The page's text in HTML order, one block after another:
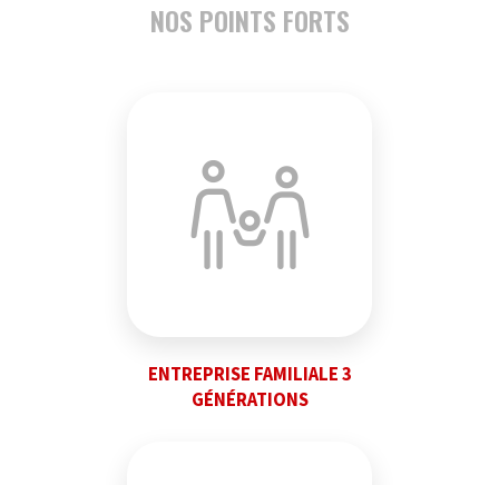
NOS POINTS FORTS
ENTREPRISE FAMILIALE 3
GÉNÉRATIONS